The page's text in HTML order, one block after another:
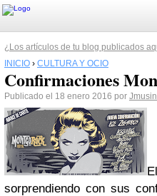
¿Los artículos de tu blog publicados
INICIO › CULTURA Y OCIO
Confirmaciones
Publicado el 18 enero 2016 por
sorprendiendo con sus